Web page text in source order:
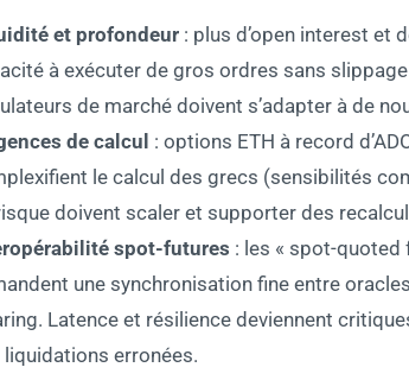
et profondeur : plus d’open interest et
à exécuter de gros ordres sans
de marché doivent s’adapter à de
de calcul : options ETH à record
le calcul des grecs (sensibilités
doivent scaler et supporter des
spot-futures : les « spot-quoted
une synchronisation fine entre
Latence et résilience deviennent
liquidations erronées.